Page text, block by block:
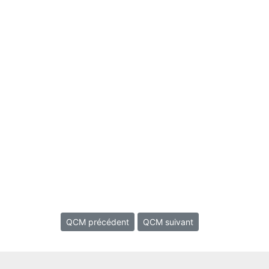
QCM précédent QCM suivant